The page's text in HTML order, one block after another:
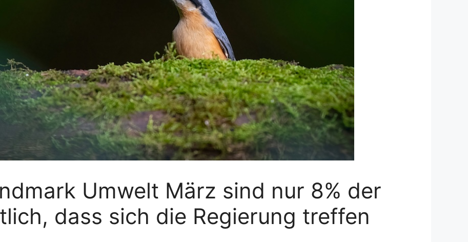
Umwelt März sind nur 8% der
dass sich die Regierung treffen